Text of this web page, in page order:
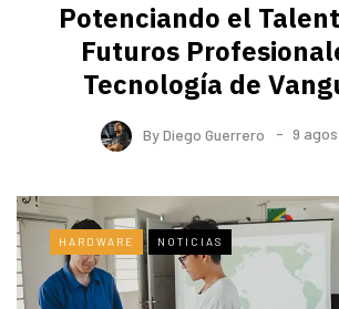
Potenciando el
Futuros
Tecnología de
ByDiego Guerrero 9
HARDWARE NOTICIAS